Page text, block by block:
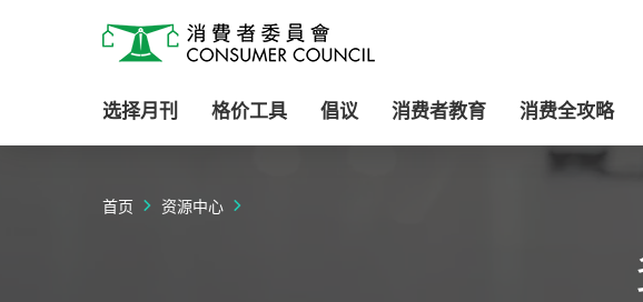
消费者委员会
选择月刊 格价工具 倡议 消费者教育 消费全攻略
首页 资源中心